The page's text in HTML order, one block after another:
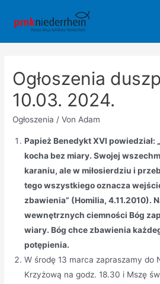
Inhalt
Ogłoszenia
10.03. 2024.
Ogłoszenia / VonAdam
Papież Benedykt XVI powiedział:
kocha bez miary. Swojej
karaniu, ale w miłosierdziu i
tego wszystkiego oznacza
zbawienia” (Homilia, 4.11.2010).
wewnętrznych ciemności Bóg
wiary. Bóg chce zbawienia
potępienia.
W środę 13 marca zapraszamy do
Krzyżową na godz. 18.30 i Mszę